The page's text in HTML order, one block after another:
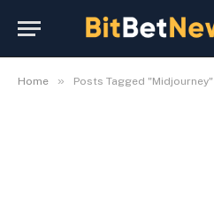
Home » Posts Tagged "Midjourney"